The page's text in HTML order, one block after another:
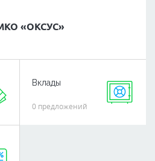
«ОКСУС»
Вклады
0 предложений